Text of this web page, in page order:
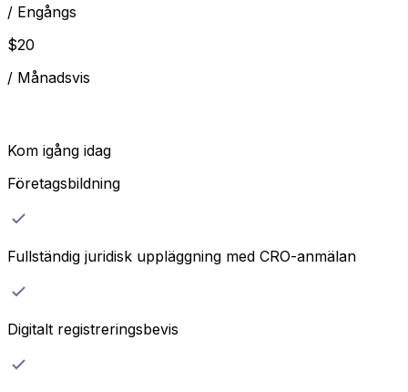
/ Engångs
$20
/ Månadsvis
Kom igång idag
Företagsbildning
Fullständig juridisk uppläggning med CRO-anmälan
Digitalt registreringsbevis